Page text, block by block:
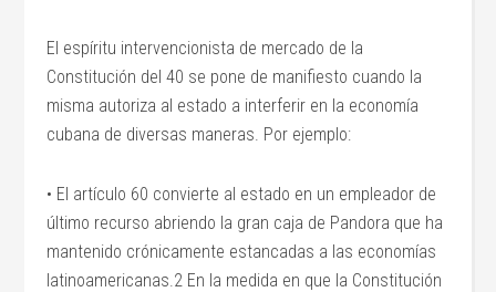
El espíritu intervencionista de mercado de la
Constitución del 40 se pone de manifiesto cuando la
misma autoriza al estado a interferir en la economía
cubana de diversas maneras. Por ejemplo:
• El artículo 60 convierte al estado en un empleador de
último recurso abriendo la gran caja de Pandora que ha
mantenido crónicamente estancadas a las economías
latinoamericanas.2 En la medida en que la Constitución